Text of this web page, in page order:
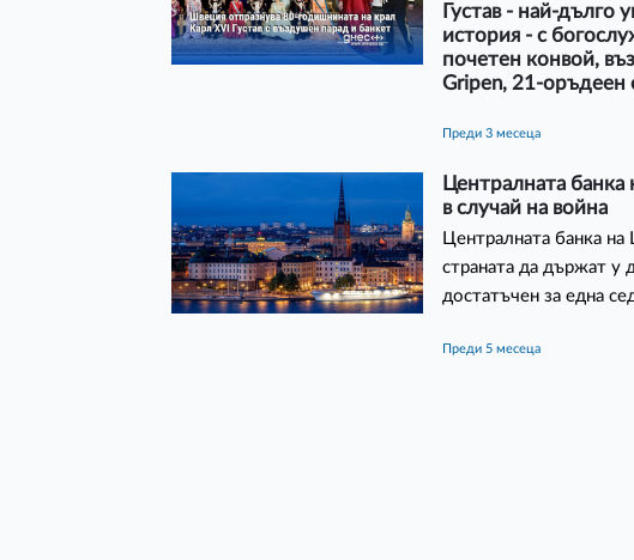
Густав - най-дълго
история - с
почетен конвой,
Gripen, 21-оръдеен
преди 3 месеца
Централната
в случай на война
Централната банка
страната да държат у
достатъчен за една
преди 5 месеца